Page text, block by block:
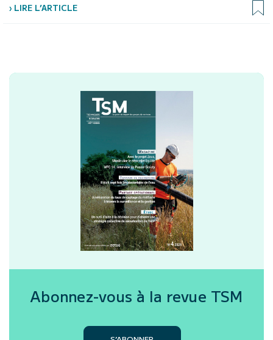
› LIRE L’ARTICLE
Abonnez-vous à la revue TSM